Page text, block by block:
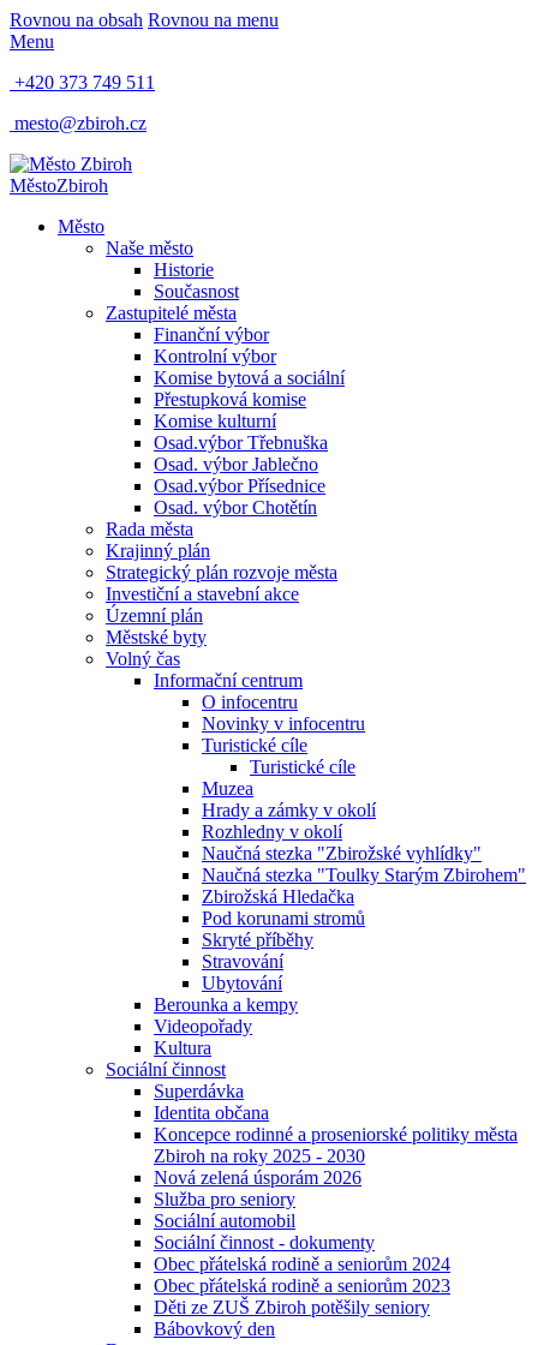
Rovnou na obsah Rovnou na menu
Menu
+420 373 749 511
mesto@zbiroh.cz
MěstoZbiroh
Město
Naše město
Historie
Současnost
Zastupitelé města
Finanční výbor
Kontrolní výbor
Komise bytová a sociální
Přestupková komise
Komise kulturní
Osad.výbor Třebnuška
Osad. výbor Jablečno
Osad.výbor Přísednice
Osad. výbor Chotětín
Rada města
Krajinný plán
Strategický plán rozvoje města
Investiční a stavební akce
Územní plán
Městské byty
Volný čas
Informační centrum
O infocentru
Novinky v infocentru
Turistické cíle
Turistické cíle
Muzea
Hrady a zámky v okolí
Rozhledny v okolí
Naučná stezka "Zbirožské vyhlídky"
Naučná stezka "Toulky Starým Zbirohem"
Zbirožská Hledačka
Pod korunami stromů
Skryté příběhy
Stravování
Ubytování
Berounka a kempy
Videopořady
Kultura
Sociální činnost
Superdávka
Identita občana
Koncepce rodinné a proseniorské politiky města
Zbiroh na roky 2025 - 2030
Nová zelená úsporám 2026
Služba pro seniory
Sociální automobil
Sociální činnost - dokumenty
Obec přátelská rodině a seniorům 2024
Obec přátelská rodině a seniorům 2023
Děti ze ZUŠ Zbiroh potěšily seniory
Bábovkový den